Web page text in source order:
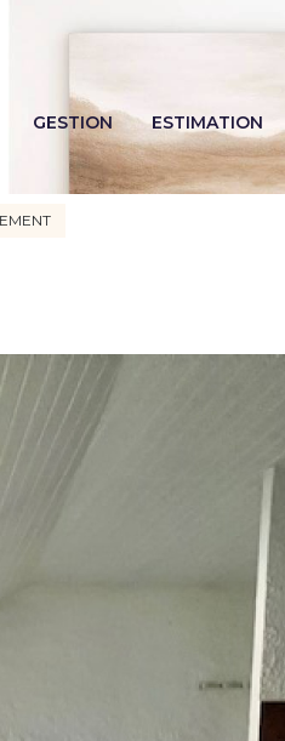
GESTION ESTIMATION